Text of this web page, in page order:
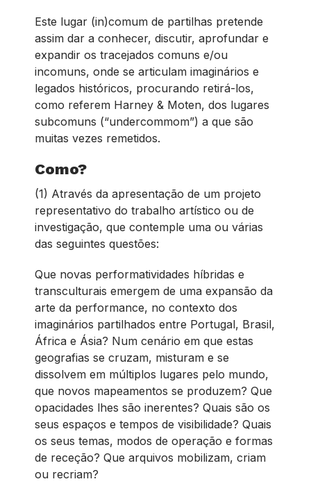
Este lugar (in)comum de partilhas pretende
assim dar a conhecer, discutir, aprofundar e
expandir os tracejados comuns e/ou
incomuns, onde se articulam imaginários e
legados históricos, procurando retirá-los,
como referem Harney & Moten, dos lugares
subcomuns (“undercommom”) a que são
muitas vezes remetidos.
Como?
(1) Através da apresentação de um projeto
representativo do trabalho artístico ou de
investigação, que contemple uma ou várias
das seguintes questões:
Que novas performatividades híbridas e
transculturais emergem de uma expansão da
arte da performance, no contexto dos
imaginários partilhados entre Portugal, Brasil,
África e Ásia? Num cenário em que estas
geografias se cruzam, misturam e se
dissolvem em múltiplos lugares pelo mundo,
que novos mapeamentos se produzem? Que
opacidades lhes são inerentes? Quais são os
seus espaços e tempos de visibilidade? Quais
os seus temas, modos de operação e formas
de receção? Que arquivos mobilizam, criam
ou recriam?